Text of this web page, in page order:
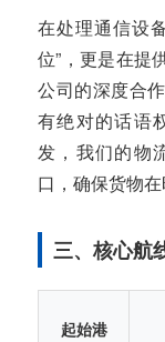
在处理通信设
位”，更是在提
公司的深度合
有绝对的话语
发，我们的物
口，确保货物在
三、核心航
起始港